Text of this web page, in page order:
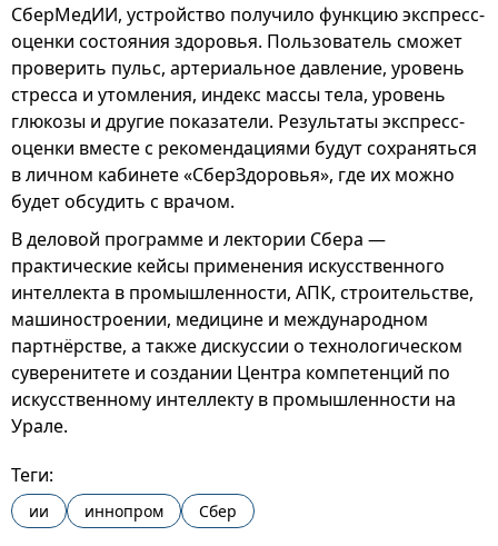
СберМедИИ, устройство получило функцию экспресс-
оценки состояния здоровья. Пользователь сможет
проверить пульс, артериальное давление, уровень
стресса и утомления, индекс массы тела, уровень
глюкозы и другие показатели. Результаты экспресс-
оценки вместе с рекомендациями будут сохраняться
в личном кабинете «СберЗдоровья», где их можно
будет обсудить с врачом.
В деловой программе и лектории Сбера —
практические кейсы применения искусственного
интеллекта в промышленности, АПК, строительстве,
машиностроении, медицине и международном
партнёрстве, а также дискуссии о технологическом
суверенитете и создании Центра компетенций по
искусственному интеллекту в промышленности на
Урале.
Теги:
ии иннопром Сбер